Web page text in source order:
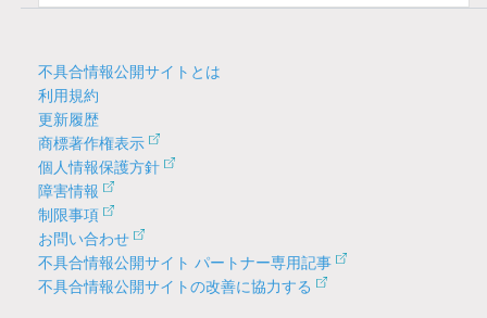
不具合情報公開サイトとは
利用規約
更新履歴
商標著作権表示
個人情報保護方針
障害情報
制限事項
お問い合わせ
不具合情報公開サイト パートナー専用記事
不具合情報公開サイトの改善に協力する